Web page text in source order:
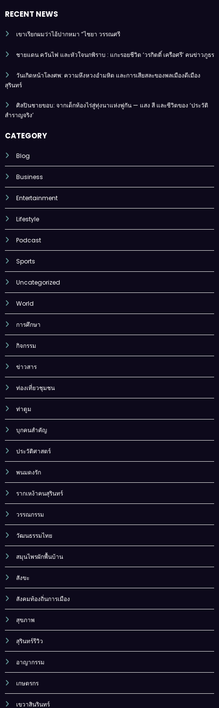
วันเกิดหน้าโลงศพ: ความหึงหวงอำมหิต และการเสียสละของพลเมืองดีเมือง
ศิลปินชายขอบ: จากเด็กท้องไร่สู่ทุ่งนาแห่งพู่กัน — แสง สี และชีวิตของ ‘ประวัติ
Blog
Business
Entertainment
Lifestyle
Podcast
Sports
Uncategorized
World
การศึกษา
กิจกรรม
ข่าวสาร
ท่องเที่ยวชุมชน
ท่าตูม
บุกคนสำคัญ
ประวัติศาสตร์
พนมดงรัก
รากเหง้าคนสุรินทร์
วรรณกรรม
วัฒนธรรมไทย
สมุนไพรผักพื้นบ้าน
สังขะ
สังคมท้องถิ่นการเมือง
สุขภาพ
สุรินทร์รีวิว
อาญากรรม
เกษตรกร